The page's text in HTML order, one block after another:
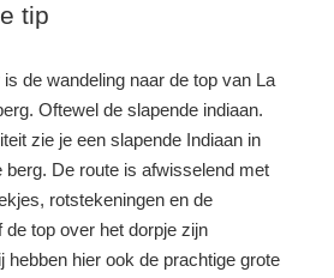
tip
de wandeling naar de top van La
Oftewel de slapende indiaan.
zie je een slapende Indiaan in
berg. De route is afwisselend met
rotstekeningen en de
de top over het dorpje zijn
hebben hier ook de prachtige grote